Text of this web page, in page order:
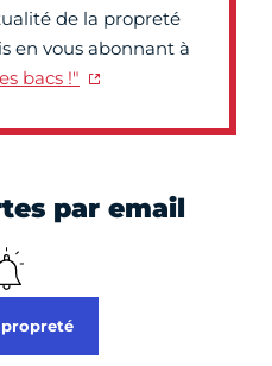
de la propreté
en vous abonnant à
bacs !"
par email